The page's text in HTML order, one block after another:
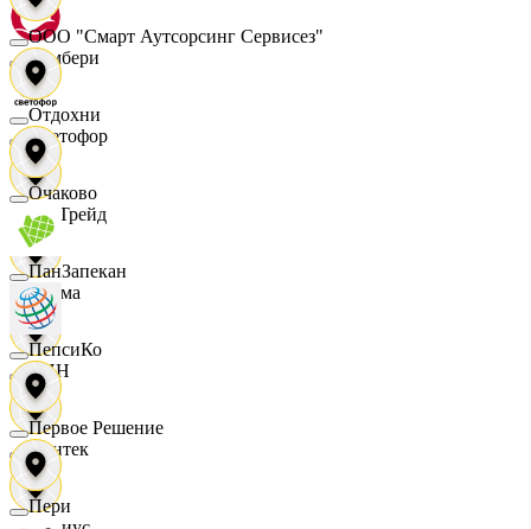
Самбери
Светофор
СетТрейд
Сигма
СИН
Синтек
ООО "Смарт Аутсорсинг Сервисез"
Отдохни
Очаково
ПанЗапекан
ПепсиКо
Первое Решение
Пери